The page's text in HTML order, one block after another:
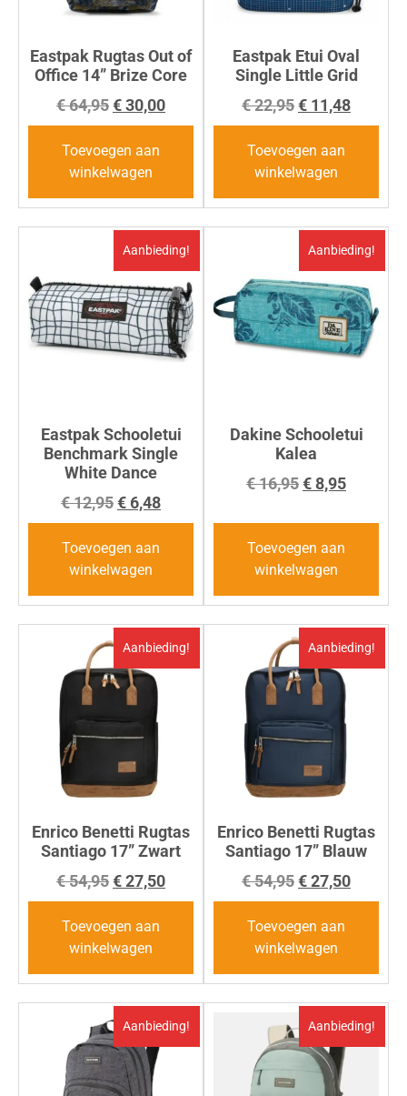
Eastpak Rugtas Out of
Office 14” Brize Core
€64,95€30,00
Toevoegen aan
winkelwagen
Eastpak Etui Oval
Single Little Grid
€22,95€ 11,48
Toevoegen aan
winkelwagen
Aanbieding!
Eastpak Schooletui
Benchmark Single
White Dance
€12,95€ 6,48
Toevoegen aan
winkelwagen
Aanbieding!
Dakine Schooletui
Kalea
€16,95€ 8,95
Toevoegen aan
winkelwagen
Aanbieding!
Enrico Benetti Rugtas
Santiago 17” Zwart
€54,95€27,50
Toevoegen aan
winkelwagen
Aanbieding!
Enrico Benetti Rugtas
Santiago 17” Blauw
€54,95€27,50
Toevoegen aan
winkelwagen
Aanbieding! Aanbieding!